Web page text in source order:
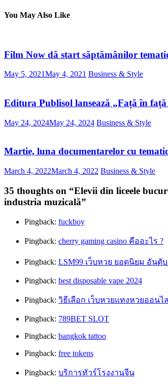
You May Also Like
Film Now dă start săptămânilor
May 5, 2021May 4, 2021 Business & Style
Editura Publisol lansează „Față în
May 24, 2024May 24, 2024 Business & Style
Martie, luna documentarelor cu
March 4, 2022March 4, 2022 Business & Style
35 thoughts on “Elevii din liceele
industria muzicală”
Pingback: fuckboy
Pingback: cherry gaming casino คืออะไร ?
Pingback: LSM99 เว็บหวย ยอดนิยม อันดับ
Pingback: best disposable vape 2024
Pingback: วิธีเลือก เว็บหวยแทงหวยออนไ
Pingback: 789BET SLOT
Pingback: bangkok tattoo
Pingback: free tokens
Pingback: บริการทัวร์โรงงานจีน